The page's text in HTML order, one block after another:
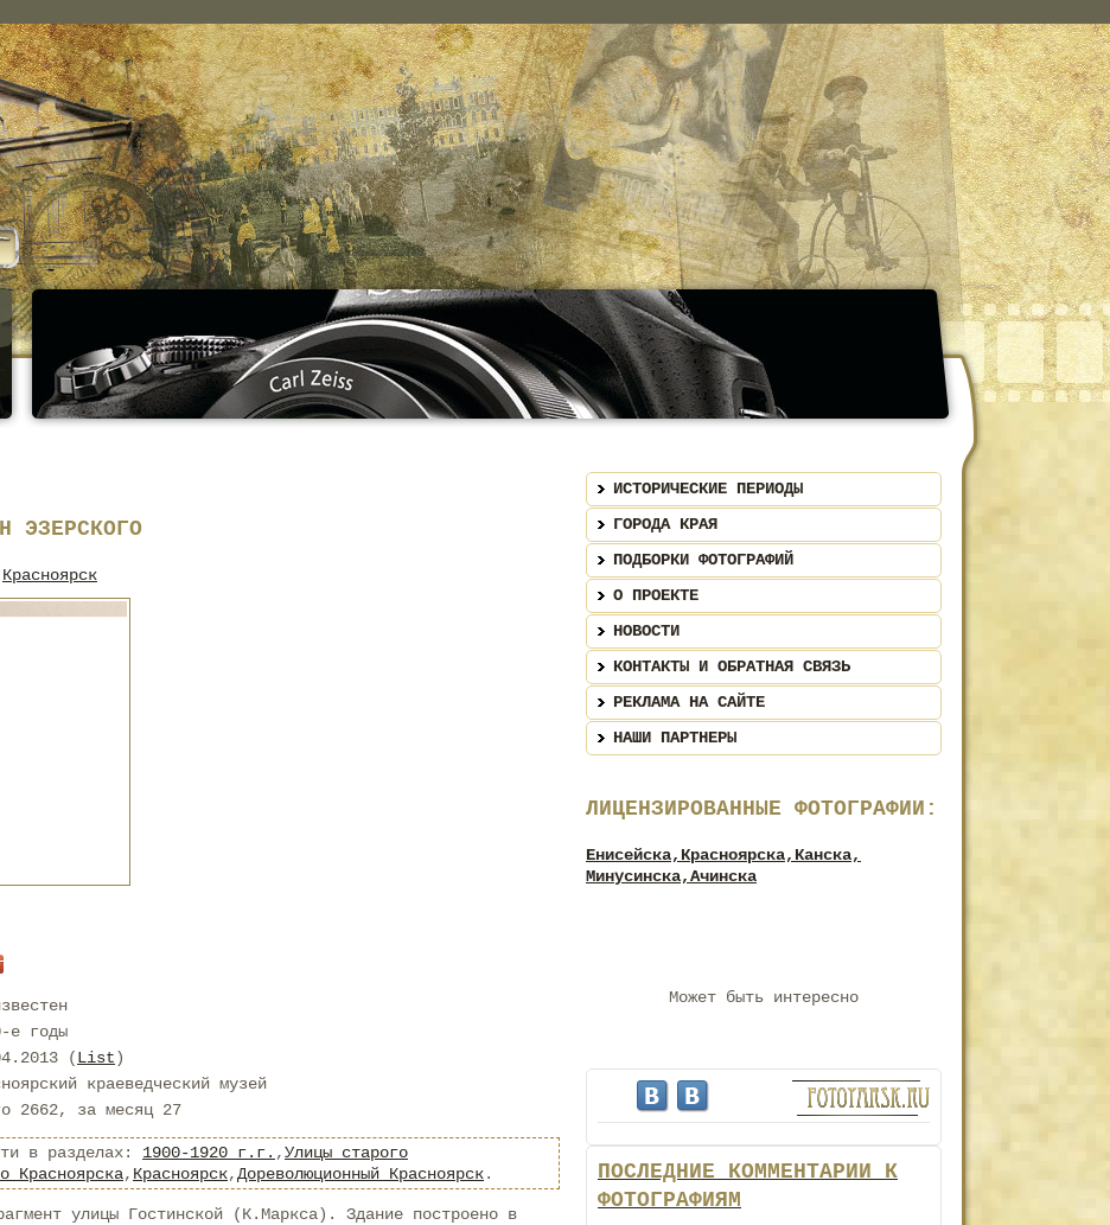
ЭЗЕРСКОГО
Красноярск
е годы
(List)
краеведческий музей
2662, за месяц 27
в разделах: 1900-1920 г.г. ,Улицы старого
Красноярска, Красноярск,Дореволюционный Красноярск.
улицы Гостинской (К.Маркса). Здание построено в
ИСТОРИЧЕСКИЕ ПЕРИОДЫ
ГОРОДА КРАЯ
ПОДБОРКИ ФОТОГРАФИЙ
О ПРОЕКТЕ
НОВОСТИ
КОНТАКТЫ И ОБРАТНАЯ СВЯЗЬ
РЕКЛАМА НА САЙТЕ
НАШИ ПАРТНЕРЫ
ЛИЦЕНЗИРОВАННЫЕ ФОТОГРАФИИ:
Енисейска, Красноярска, Канска,
Минусинска,Ачинска
Может быть интересно
ПОСЛЕДНИЕ КОММЕНТАРИИ К
ФОТОГРАФИЯМ